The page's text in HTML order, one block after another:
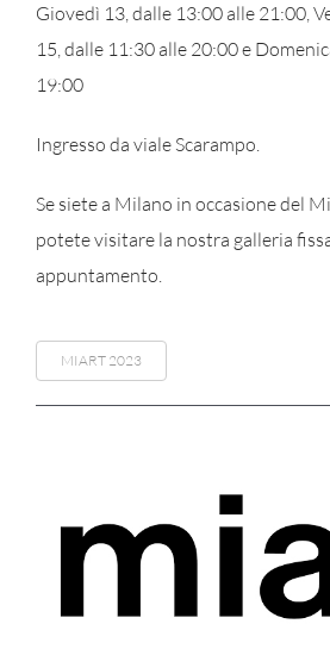
Giovedì 13, dalle 13:00 alle 21:00,
15, dalle 11:30 alle 20:00 e
19:00
Ingresso da viale Scarampo.
Se siete a Milano in occasione del
potete visitare la nostra galleria
appuntamento.
MIART 2023